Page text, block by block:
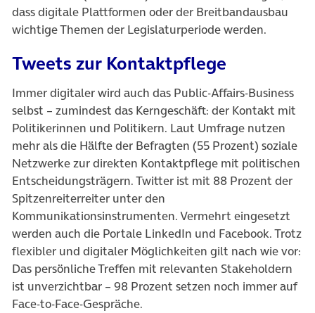
dass digitale Plattformen oder der Breitbandausbau
wichtige Themen der Legislaturperiode werden.
Tweets zur Kontaktpflege
Immer digitaler wird auch das Public-Affairs-Business
selbst – zumindest das Kerngeschäft: der Kontakt mit
Politikerinnen und Politikern. Laut Umfrage nutzen
mehr als die Hälfte der Befragten (55 Prozent) soziale
Netzwerke zur direkten Kontaktpflege mit politischen
Entscheidungsträgern. Twitter ist mit 88 Prozent der
Spitzenreiterreiter unter den
Kommunikationsinstrumenten. Vermehrt eingesetzt
werden auch die Portale LinkedIn und Facebook. Trotz
flexibler und digitaler Möglichkeiten gilt nach wie vor:
Das persönliche Treffen mit relevanten Stakeholdern
ist unverzichtbar – 98 Prozent setzen noch immer auf
Face-to-Face-Gespräche.